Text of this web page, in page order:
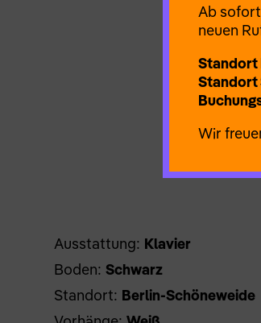
Ausstattung: Klavier
Boden: Schwarz
Standort: Berlin-Schöneweide
Ab
neuen
Standort
Standort
Wir